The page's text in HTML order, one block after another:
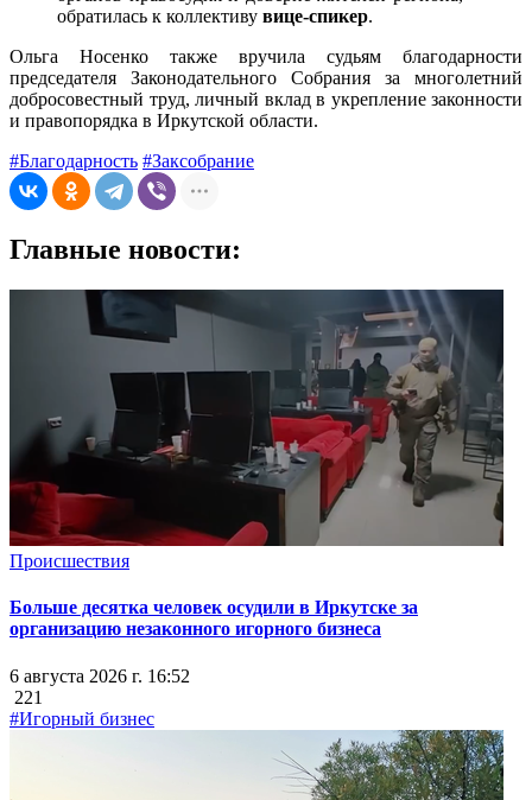
обратилась к коллективу вице-спикер.
Ольга Носенко также вручила судьям благодарности
председателя Законодательного Собрания за многолетний
добросовестный труд, личный вклад в укрепление законности
и правопорядка в Иркутской области.
#Благодарность #Заксобрание
Главные новости:
Происшествия
Больше десятка человек осудили в Иркутске за
организацию незаконного игорного бизнеса
6 августа 2026 г. 16:52
221
#Игорный бизнес